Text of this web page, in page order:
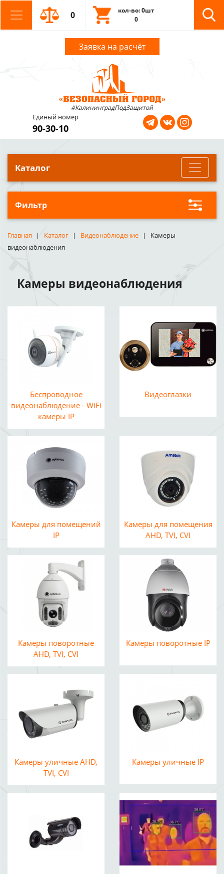
0
кол-во: 0шт
0
Заявка на расчёт
#КалининградПодЗащитой
Единый номер
90-30-10
Каталог
Фильтр
Главная Каталог Видеонаблюдение
Камеры
видеонаблюдения
Камеры видеонаблюдения
Беспроводное
видеонаблюдение - WiFi
камеры IP
Видеоглазки
Камеры для помещений
IP
Камеры для помещения
AHD, TVI, CVI
Камеры поворотные
AHD, TVI, CVI
Камеры поворотные IP
Камеры уличные AHD,
TVI, CVI
Камеры уличные IP